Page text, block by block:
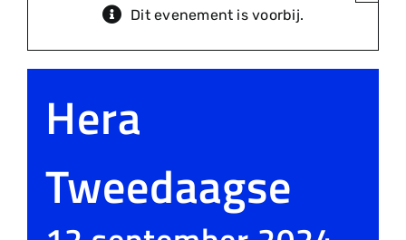
Dit evenement is voorbij.
Hera
Tweedaagse